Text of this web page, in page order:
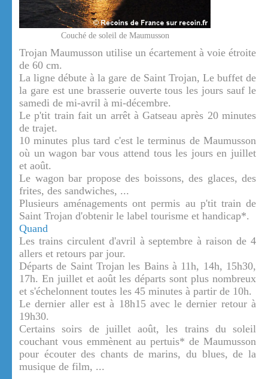
Couché de soleil de Maumusson
Trojan Maumusson utilise un écartement à voie étroite
de 60 cm.
La ligne débute à la gare de Saint Trojan, Le buffet de
la gare est une brasserie ouverte tous les jours sauf le
samedi de mi-avril à mi-décembre.
Le p'tit train fait un arrêt à Gatseau après 20 minutes
de trajet.
10 minutes plus tard c'est le terminus de Maumusson
où un wagon bar vous attend tous les jours en juillet
et août.
Le wagon bar propose des boissons, des glaces, des
frites, des sandwiches, ...
Plusieurs aménagements ont permis au p'tit train de
Saint Trojan d'obtenir le label tourisme et handicap*.
Quand
Les trains circulent d'avril à septembre à raison de 4
allers et retours par jour.
Départs de Saint Trojan les Bains à 11h, 14h, 15h30,
17h. En juillet et août les départs sont plus nombreux
et s'échelonnent toutes les 45 minutes à partir de 10h.
Le dernier aller est à 18h15 avec le dernier retour à
19h30.
Certains soirs de juillet août, les trains du soleil
couchant vous emmènent au pertuis* de Maumusson
pour écouter des chants de marins, du blues, de la
musique de film, ...